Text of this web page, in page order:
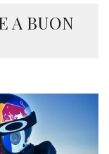
A BUON